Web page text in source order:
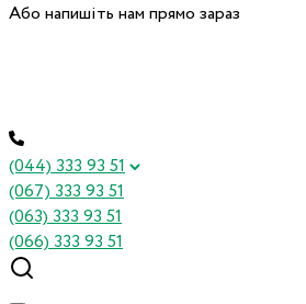
Або напишіть нам прямо зараз
(044) 333 93 51
(067) 333 93 51
(063) 333 93 51
(066) 333 93 51